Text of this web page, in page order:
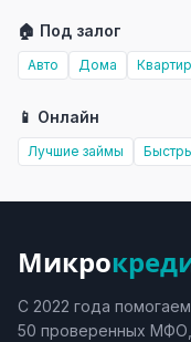
🏠 Под залог
Авто Дома
📱 Онлайн
Лучшие займы
Микро
С 2022 года
50 проверенных МФО,